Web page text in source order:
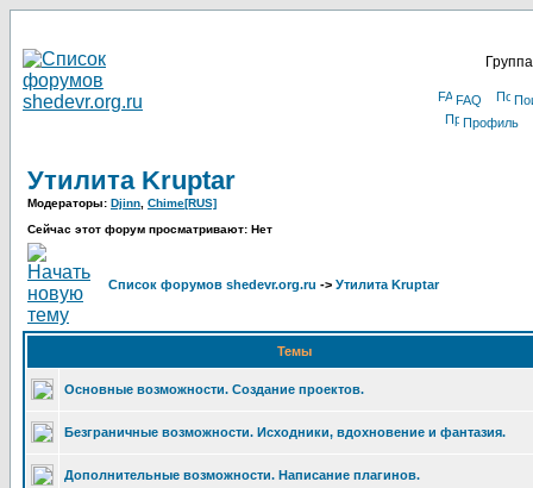
FAQ
Профиль
Утилита Kruptar
Модераторы: Djinn Chime[RUS]
Сейчас этот форум просматривают: Нет
Список форумов shedevr.org.ru -> Утилита Kruptar
Темы
Основные возможности. Создание проектов.
Безграничные возможности. Исходники, вдохновение и фантазия.
Дополнительные возможности. Написание плагинов.